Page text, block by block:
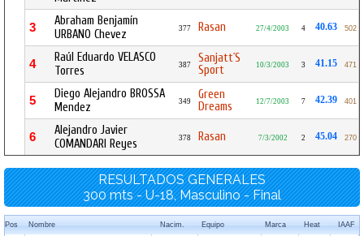
3
Abraham Benjamín
URBANO Chevez
377 Rasan 27/4/2003 4 40.63 502
4
Raúl Eduardo VELASCO
Torres
387
Sanjatt´S
Sport
10/3/2003 3 41.15 471
5
Diego Alejandro BROSSA
Mendez
349
Green
Dreams
12/7/2003 7 42.39 401
6
Alejandro Javier
COMANDARI Reyes
378 Rasan 7/3/2002 2 45.04 270
RESULTADOS GENERALES
300 mts - U-18, Masculino - Final
Pos Nombre Nacim. Equipo Marca Heat IAAF